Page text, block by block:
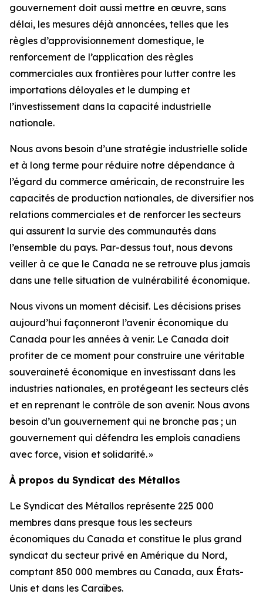
gouvernement doit aussi mettre en œuvre, sans
délai, les mesures déjà annoncées, telles que les
règles d’approvisionnement domestique, le
renforcement de l’application des règles
commerciales aux frontières pour lutter contre les
importations déloyales et le dumping et
l’investissement dans la capacité industrielle
nationale.
Nous avons besoin d’une stratégie industrielle solide
et à long terme pour réduire notre dépendance à
l’égard du commerce américain, de reconstruire les
capacités de production nationales, de diversifier nos
relations commerciales et de renforcer les secteurs
qui assurent la survie des communautés dans
l’ensemble du pays. Par-dessus tout, nous devons
veiller à ce que le Canada ne se retrouve plus jamais
dans une telle situation de vulnérabilité économique.
Nous vivons un moment décisif. Les décisions prises
aujourd’hui façonneront l’avenir économique du
Canada pour les années à venir. Le Canada doit
profiter de ce moment pour construire une véritable
souveraineté économique en investissant dans les
industries nationales, en protégeant les secteurs clés
et en reprenant le contrôle de son avenir. Nous avons
besoin d’un gouvernement qui ne bronche pas ; un
gouvernement qui défendra les emplois canadiens
avec force, vision et solidarité. »
À propos du Syndicat des Métallos
Le Syndicat des Métallos représente 225 000
membres dans presque tous les secteurs
économiques du Canada et constitue le plus grand
syndicat du secteur privé en Amérique du Nord,
comptant 850 000 membres au Canada, aux États-
Unis et dans les Caraïbes.